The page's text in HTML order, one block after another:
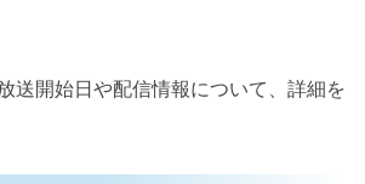
送開始日や配信情報について、詳細を